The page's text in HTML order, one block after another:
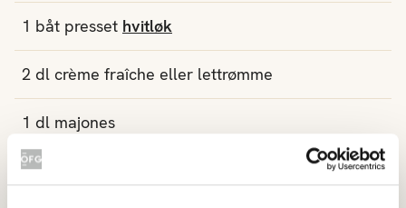
1 båt presset hvitløk
2 dl crème fraîche eller lettrømme
1 dl majones
1 ss